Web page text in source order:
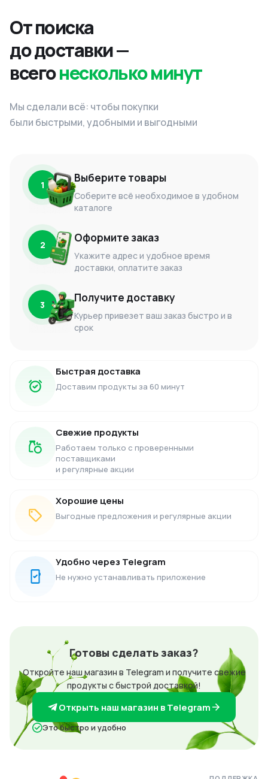
От поиска
до доставки —
всегонесколько минут
Мы сделали всё: чтобы покупки
были быстрыми, удобными и выгодными
1 Выберите товары
Соберите всё необходимое в удобном
каталоге
2 Оформите заказ
Укажите адрес и удобное время
доставки, оплатите заказ
3 Получите доставку
Курьер привезет ваш заказ быстро и в
срок
Быстрая доставка
Доставим продукты за 60 минут
Свежие продукты
Работаем только с проверенными
поставщиками
и регулярные акции
Хорошие цены
Выгодные предложения и регулярные акции
Удобно через Telegram
Не нужно устанавливать приложение
Готовы сделать заказ?
Откройте наш магазин в Telegram и получите свежие
продукты с быстрой доставкой!
Открыть наш магазин в Telegram
Это быстро и удобно